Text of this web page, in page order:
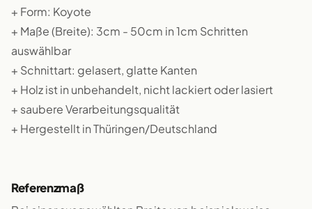
+ Form: Koyote
+ Maße (Breite): 3cm - 50cm in 1cm Schritten
auswählbar
+ Schnittart: gelasert, glatte Kanten
+ Holz ist in unbehandelt, nicht lackiert oder lasiert
+ saubere Verarbeitungsqualität
+ Hergestellt in Thüringen/Deutschland
Referenzmaß